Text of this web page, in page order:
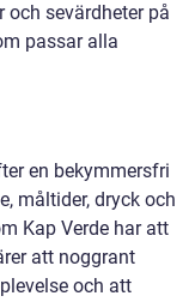
sevärdheter på
passar alla
en bekymmersfri
måltider, dryck och
Kap Verde har att
att noggrant
och att